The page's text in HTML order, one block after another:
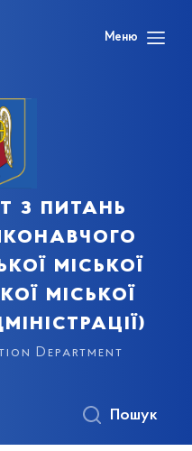
Меню
з питань
міської
міської
Department
Пошук